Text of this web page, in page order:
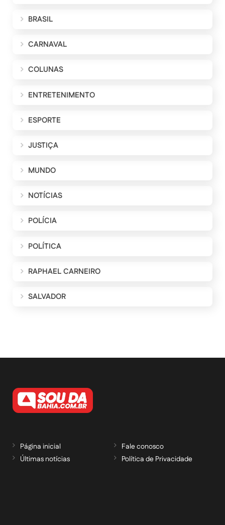
BRASIL
CARNAVAL
COLUNAS
ENTRETENIMENTO
ESPORTE
JUSTIÇA
MUNDO
NOTÍCIAS
POLÍCIA
POLÍTICA
RAPHAEL CARNEIRO
SALVADOR
Página inicial
Últimas notícias
Fale conosco
Política de Privacidade